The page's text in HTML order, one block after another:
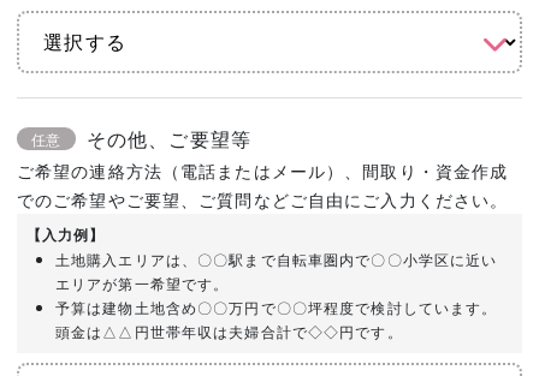
任意 その他、ご要望等
ご希望の連絡方法（電話またはメール）、間取り・資金作成
でのご希望やご要望、ご質問などご自由にご入力ください。
【入力例】
土地購入エリアは、〇〇駅まで自転車圏内で〇〇小学区に近い
エリアが第一希望です。
予算は建物土地含め〇〇万円で〇〇坪程度で検討しています。
頭金は△△円世帯年収は夫婦合計で◇◇円です。